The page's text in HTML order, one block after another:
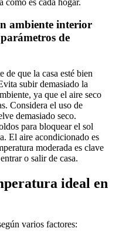
ambiente interior
de
de que la casa esté bien
subir demasiado la
ya que el aire seco
Considera el uso de
demasiado seco.
para bloquear el sol
El aire acondicionado es
moderada es clave
o salir de casa.
ideal en
varios factores: